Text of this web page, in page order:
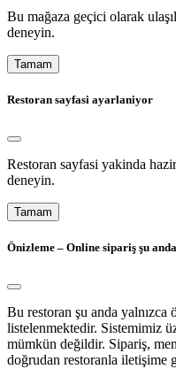
Bu mağaza geçici olarak
deneyin.
Tamam
Restoran sayfasi ayarlaniyor
Restoran sayfasi yakinda
deneyin.
Tamam
Önizleme – Online sipariş şu
Bu restoran şu anda
listelenmektedir. Sistemimiz
mümkün değildir. Sipariş,
doğrudan restoranla iletişime